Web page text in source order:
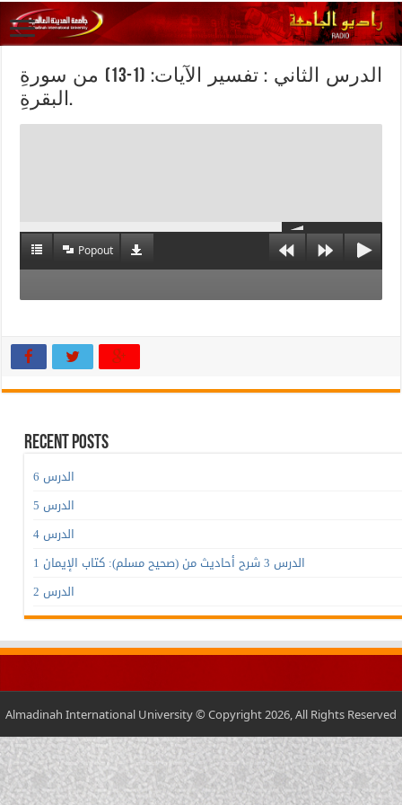
الدرس الثاني : تفسير الآيات: (1-13) من سورةِ
البقرةِ.
Popout
Recent Posts
الدرس 6
الدرس 5
الدرس 4
الدرس 3 شرح أحاديث من (صحيح مسلم): كتاب الإيمان 1
الدرس 2
Almadinah International University © Copyright 2026, All Rights Reserved